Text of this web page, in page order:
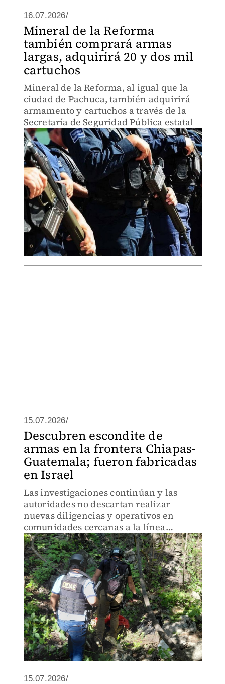
16.07.2026/
Mineral de la Reforma
también comprará armas
largas, adquirirá 20 y dos mil
cartuchos
Mineral de la Reforma, al igual que la
ciudad de Pachuca, también adquirirá
armamento y cartuchos a través de la
Secretaría de Seguridad Pública estatal
15.07.2026/
Descubren escondite de
armas en la frontera Chiapas-
Guatemala; fueron fabricadas
en Israel
Las investigaciones continúan y las
autoridades no descartan realizar
nuevas diligencias y operativos en
comunidades cercanas a la línea
divisoria.
15.07.2026/